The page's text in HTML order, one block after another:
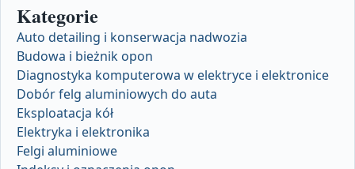
Kategorie
Auto detailing i konserwacja nadwozia
Budowa i bieżnik opon
Diagnostyka komputerowa w elektryce i elektronice
Dobór felg aluminiowych do auta
Eksploatacja kół
Elektryka i elektronika
Felgi aluminiowe